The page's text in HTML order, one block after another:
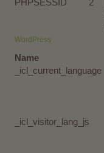
WordPress
Name
_icl_current_language
_icl_visitor_lang_js